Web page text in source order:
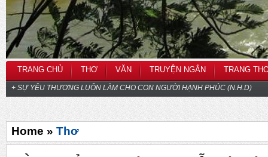
TRANG CHỦ THƠ VĂN TRUYỆN NGẮN TRANG
+ SỰ YÊU THƯƠNG LUÔN LÀM CHO CON NGƯỜI HẠNH PHÚC (N.H.D)
Home » Thơ